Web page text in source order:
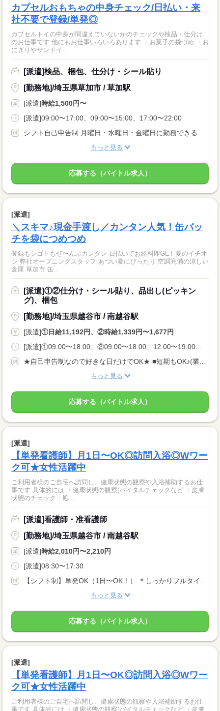
カプセルおもちゃの中身チェック/日払い・来
社不要で登録/単発◎
カプセルトイの中身が間違えていないかのチェックや検品・仕分け
のお仕事です 他にもお仕事いろいろあります ・お菓子の袋づめ ・お
にぎりやサンドイ...
[派遣]検品、梱包、仕分け・シール貼り
[勤務地]/埼玉県草加市 / 草加駅
[派遣]時給1,500円〜
[派遣]09:00〜17:00、09:00〜15:00、17:00〜22:00
シフト自己申告制 月曜日・水曜日・金曜日に勤務できる方歓迎
もっと見る
応募する（バイトル求人）
[派遣]
＼スキマ♪現金手渡し／カンタン人気！缶バッ
チを袋につめつめ
登録もシゴトもぜ〜んぶカンタン 日払いでお給料即GET 夏のイチオ
シ 弊社オープニングスタッフ あつい夏にぴったり 空調完備の涼しい
倉庫 草加市 缶...
[派遣]①②仕分け・シール貼り、品出し(ピッキン
グ)、梱包
[勤務地]/埼玉県越谷市 / 南越谷駅
[派遣]①日給11,192円、②時給1,339円〜1,677円
[派遣]①09:00〜18:00、②09:00〜18:00、12:00〜19:00、22:00〜07:00
★自己申告制なので好きな日だけでOK★ ■短期もOK♪(業法に基づく規定あり) ■長期休みご相談OK ■土日のみOK ■WワークOK
もっと見る
応募する（バイトル求人）
[派遣]
【単発看護師】月1日〜OK◎訪問入浴◎Wワー
ク可★女性活躍中
ご利用者様のご自宅へ訪問し、健康状態の観察や入浴補助するお仕
事です 具体的には ・健康状態の観察(バイタルチェックなど ・皮膚
状態のチェック・処...
[派遣]看護師・准看護師
[勤務地]/埼玉県越谷市 / 南越谷駅
[派遣]時給2,010円〜2,210円
[派遣]08:30〜17:30
【シフト制】単発OK（1日〜OK！） ＊しっかりフルタイム勤務で働きたい方 ＊単発や固定シフトもOK！ ＊扶養内勤務・WワークもOK！
もっと見る
応募する（バイトル求人）
[派遣]
【単発看護師】月1日〜OK◎訪問入浴◎Wワー
ク可★女性活躍中
ご利用者様のご自宅へ訪問し、健康状態の観察や入浴補助するお仕
事です 具体的には ・健康状態の観察(バイタルチェックなど ・皮膚